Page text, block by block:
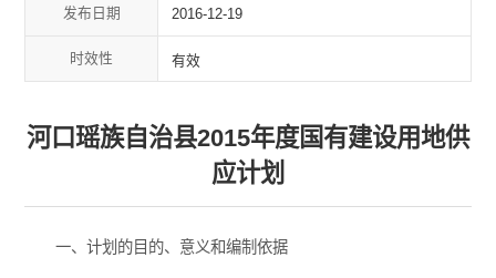
发布日期 2016-12-19
时效性 有效
河口瑶族自治县2015年度国有建设用地供
应计划
一、计划的目的、意义和编制依据